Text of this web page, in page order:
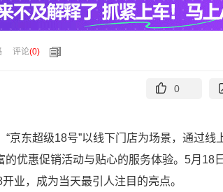
评论(0)
0
“京东超级18号”以线下门店为场景，通过
优惠促销活动与贴心的服务体验。5月18
业，成为当天最引人注目的亮点。